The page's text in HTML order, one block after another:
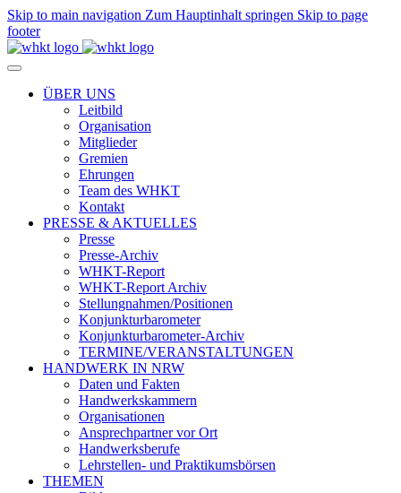
Skip to main navigation Zum Hauptinhalt springen Skip to page
footer
ÜBER UNS
Leitbild
Organisation
Mitglieder
Gremien
Ehrungen
Team des WHKT
Kontakt
PRESSE & AKTUELLES
Presse
Presse-Archiv
WHKT-Report
WHKT-Report Archiv
Stellungnahmen/Positionen
Konjunkturbarometer
Konjunkturbarometer-Archiv
TERMINE/VERANSTALTUNGEN
HANDWERK IN NRW
Daten und Fakten
Handwerkskammern
Organisationen
Ansprechpartner vor Ort
Handwerksberufe
Lehrstellen- und Praktikumsbörsen
THEMEN